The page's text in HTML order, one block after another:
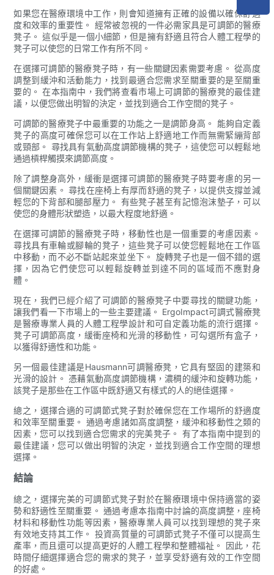
如果您在醫療環境中工作，則會知道擁有正確的設備以確保舒適
度和效率的重要性。 經常被忽視的一件必需家具是可調節的醫療
凳子。 這似乎是一個小細節，但是擁有舒適且符合人體工程學的
凳子可以使您的日常工作有所不同。
在選擇可調節的醫療凳子時，有一些關鍵因素需要考慮。 從高度
調整到緩沖和活動能力，找到最適合您需求至關重要的是至關重
要的。 在本指南中，我們將查看市場上可調節的醫療凳的最佳建
議，以便您做出明智的決定，並找到適合工作空間的凳子。
可調節的醫療凳子中最重要的功能之一是調節身高。 能夠自定義
凳子的高度可確保您可以在工作站上舒適地工作而無需緊繃背部
或頸部。 尋找具有氣動高度調節機構的凳子，這使您可以輕鬆地
通過槓桿觸摸來調節高度。
除了調整身高外，緩衝是選擇可調節的醫療凳子時要考慮的另一
個關鍵因素。 尋找在座椅上有厚而舒適的凳子，以提供支撐並減
輕您的下背部和腿部壓力。 有些凳子甚至有記憶泡沫墊子，可以
使您的身體形狀塑造，以最大程度地舒適。
在選擇可調節的醫療凳子時，移動性也是一個重要的考慮因素。
尋找具有車輪或腳輪的凳子，這些凳子可以使您輕鬆地在工作區
中移動，而不必不斷站起來並坐下。 旋轉凳子也是一個不錯的選
擇，因為它們使您可以輕鬆旋轉並到達不同的區域而不應對身
體。
現在，我們已經介紹了可調節的醫療凳子中要尋找的關鍵功能，
讓我們看一下市場上的一些主要建議。 ErgoImpact可調式醫療凳
是醫療專業人員的人體工程學設計和可自定義功能的流行選擇。
凳子可調節高度，緩衝座椅和光滑的移動性，可勾選所有盒子，
以獲得舒適性和功能。
另一個最佳建議是Hausmann可調醫療凳，它具有堅固的建築和
光滑的設計。 憑藉氣動高度調節機構，濃稠的緩沖和旋轉功能，
該凳子是那些在工作區中既舒適又有樣式的人的絕佳選擇。
總之，選擇合適的可調節式凳子對於確保您在工作場所的舒適度
和效率至關重要。 通過考慮諸如高度調整，緩沖和移動性之類的
因素，您可以找到適合您需求的完美凳子。 有了本指南中提到的
最佳建議，您可以做出明智的決定，並找到適合工作空間的理想
選擇。
結論
總之，選擇完美的可調節式凳子對於在醫療環境中保持適當的姿
勢和舒適性至關重要。 通過考慮本指南中討論的高度調整，座椅
材料和移動性功能等因素，醫療專業人員可以找到理想的凳子來
有效地支持其工作。 投資高質量的可調節式凳子不僅可以提高生
產率，而且還可以提高更好的人體工程學和整體福祉。 因此，花
時間仔細選擇適合您的需求的凳子，並享受舒適有效的工作空間
的好處。